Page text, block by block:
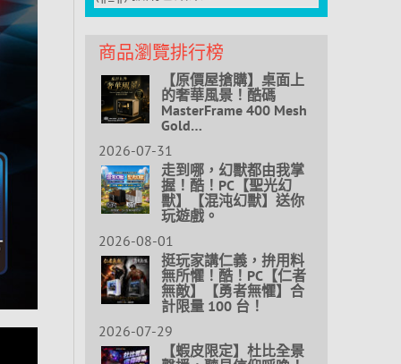
商品瀏覽排行榜
【原價屋搶購】桌面上
的奢華風景！酷碼
MasterFrame 400 Mesh
Gold…
2026-07-31
走到哪，幻獸都由我掌
握！酷！PC【聖光幻
獸】【混沌幻獸】送你
玩遊戲。
2026-08-01
挺玩家講仁義，拚用料
無所懼！酷！PC【仁者
無敵】【勇者無懼】合
計限量 100 台！
2026-07-29
【蝦皮限定】杜比全景